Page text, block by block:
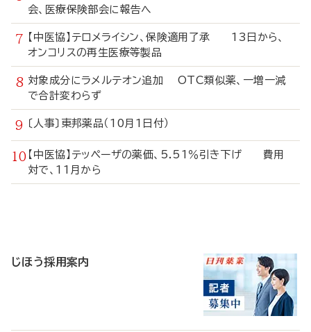
会、医療保険部会に報告へ
【中医協】テロメライシン、保険適用了承 13日から、
オンコリスの再生医療等製品
対象成分にラメルテオン追加 OTC類似薬、一増一減
で合計変わらず
〔人事〕東邦薬品（10月1日付）
【中医協】テッペーザの薬価、5.51％引き下げ 費用
対で、11月から
じほう採用案内